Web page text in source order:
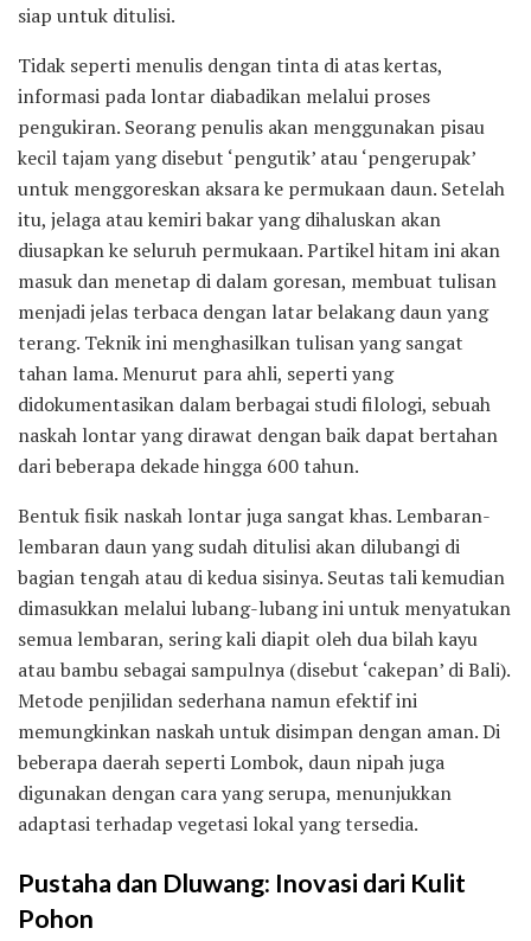
siap untuk ditulisi.
Tidak seperti menulis dengan tinta di atas kertas,
informasi pada lontar diabadikan melalui proses
pengukiran. Seorang penulis akan menggunakan pisau
kecil tajam yang disebut ‘pengutik’ atau ‘pengerupak’
untuk menggoreskan aksara ke permukaan daun. Setelah
itu, jelaga atau kemiri bakar yang dihaluskan akan
diusapkan ke seluruh permukaan. Partikel hitam ini akan
masuk dan menetap di dalam goresan, membuat tulisan
menjadi jelas terbaca dengan latar belakang daun yang
terang. Teknik ini menghasilkan tulisan yang sangat
tahan lama. Menurut para ahli, seperti yang
didokumentasikan dalam berbagai studi filologi, sebuah
naskah lontar yang dirawat dengan baik dapat bertahan
dari beberapa dekade hingga 600 tahun.
Bentuk fisik naskah lontar juga sangat khas. Lembaran-
lembaran daun yang sudah ditulisi akan dilubangi di
bagian tengah atau di kedua sisinya. Seutas tali kemudian
dimasukkan melalui lubang-lubang ini untuk menyatukan
semua lembaran, sering kali diapit oleh dua bilah kayu
atau bambu sebagai sampulnya (disebut ‘cakepan’ di Bali).
Metode penjilidan sederhana namun efektif ini
memungkinkan naskah untuk disimpan dengan aman. Di
beberapa daerah seperti Lombok, daun nipah juga
digunakan dengan cara yang serupa, menunjukkan
adaptasi terhadap vegetasi lokal yang tersedia.
Pustaha dan Dluwang: Inovasi dari Kulit
Pohon